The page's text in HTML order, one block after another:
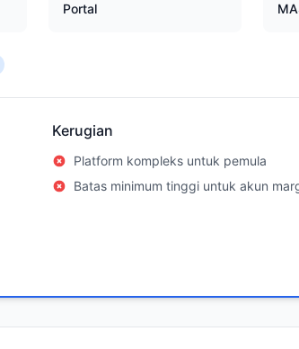
Portal
Kerugian
Platform kompleks untuk pemula
Batas minimum tinggi untuk akun